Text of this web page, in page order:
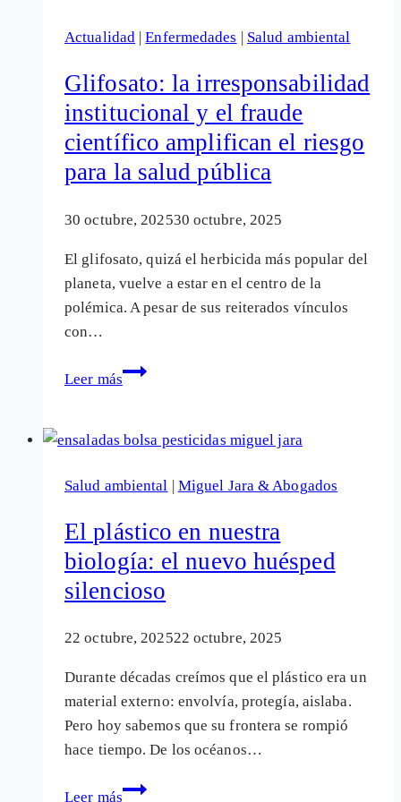
en riesgo
salud y
desnuda
el abandono
del campo
Actualidad |Enfermedades | Salud ambiental
Glifosato: la irresponsabilidad
institucional y el fraude
científico amplifican el riesgo
para la salud pública
30 octubre, 202530 octubre, 2025
El glifosato, quizá el herbicida más popular del
planeta, vuelve a estar en el centro de la
polémica. A pesar de sus reiterados vínculos
con…
Leer más
Glifosato:
institucional
el
científico
amplifican
el
para
salud
pública
Salud ambiental | Miguel Jara & Abogados
El plástico en nuestra
biología: el nuevo huésped
silencioso
22 octubre, 202522 octubre, 2025
Durante décadas creímos que el plástico era un
material externo: envolvía, protegía, aislaba.
Pero hoy sabemos que su frontera se rompió
hace tiempo. De los océanos…
Leer más
El